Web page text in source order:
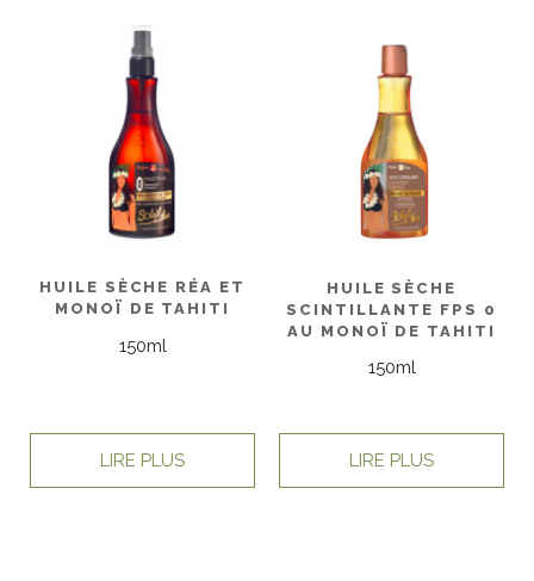
HUILE SÈCHE RÉA ET
MONOÏ DE TAHITI
150ml
LIRE PLUS
HUILE SÈCHE
SCINTILLANTE FPS 0
AU MONOÏ DE TAHITI
150ml
LIRE PLUS